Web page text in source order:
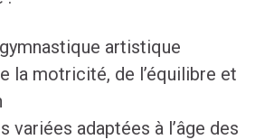
artistique
la motricité, de l’équilibre et
adaptées à l’âge des